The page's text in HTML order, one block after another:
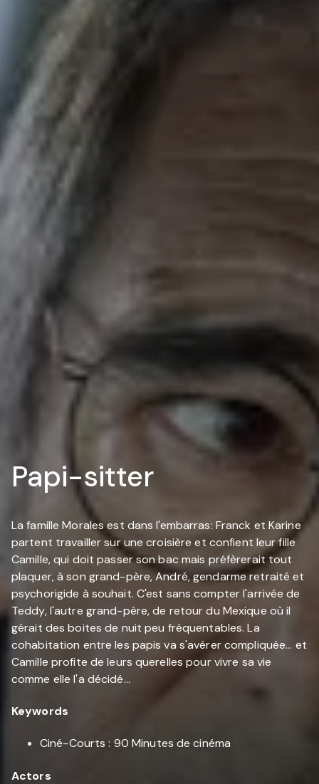
Papi-sitter
La famille Morales est dans l'embarras: Franck et Karine
partent travailler sur une croisière et confient leur fille
Camille, qui doit passer son bac mais préfèrerait tout
plaquer, à son grand-père, André, gendarme retraité et
psychorigide à souhait. C'est sans compter l'arrivée de
Teddy, l'autre grand-père, de retour du Mexique où il
gérait des boites de nuit peu fréquentables. La
cohabitation entre les papis va s'avérer compliquée... et
Camille profite de leurs querelles pour vivre sa vie
comme elle l'a décidé...
Keywords
Ciné-Courts : 90 Minutes de cinéma
Actors